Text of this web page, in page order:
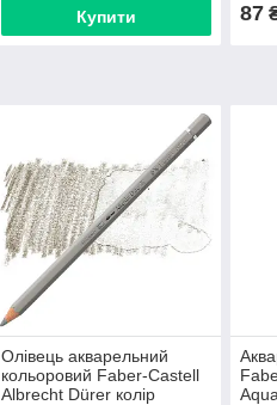
Купити 87
Олівець акварельний
кольоровий Faber-Castell
Albrecht Dürer колір